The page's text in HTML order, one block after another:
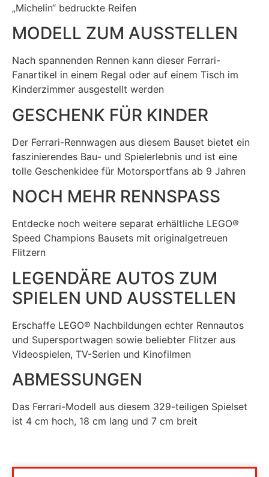
„Michelin“ bedruckte Reifen
MODELL ZUM AUSSTELLEN
Nach spannenden Rennen kann dieser Ferrari-
Fanartikel in einem Regal oder auf einem Tisch im
Kinderzimmer ausgestellt werden
GESCHENK FÜR KINDER
Der Ferrari-Rennwagen aus diesem Bauset bietet ein
faszinierendes Bau- und Spielerlebnis und ist eine
tolle Geschenkidee für Motorsportfans ab 9 Jahren
NOCH MEHR RENNSPASS
Entdecke noch weitere separat erhältliche LEGO®
Speed Champions Bausets mit originalgetreuen
Flitzern
LEGENDÄRE AUTOS ZUM
SPIELEN UND AUSSTELLEN
Erschaffe LEGO® Nachbildungen echter Rennautos
und Supersportwagen sowie beliebter Flitzer aus
Videospielen, TV-Serien und Kinofilmen
ABMESSUNGEN
Das Ferrari-Modell aus diesem 329-teiligen Spielset
ist 4 cm hoch, 18 cm lang und 7 cm breit